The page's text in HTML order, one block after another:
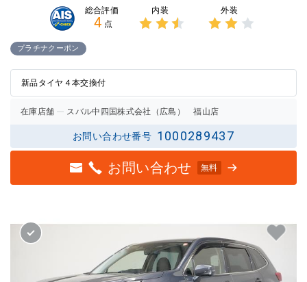
総合評価
4 点
内装 外装
プラチナクーポン
新品タイヤ４本交換付
在庫店舗 スバル中四国株式会社（広島） 福山店
お問い合わせ番号 1000289437
お問い合わせ 無料